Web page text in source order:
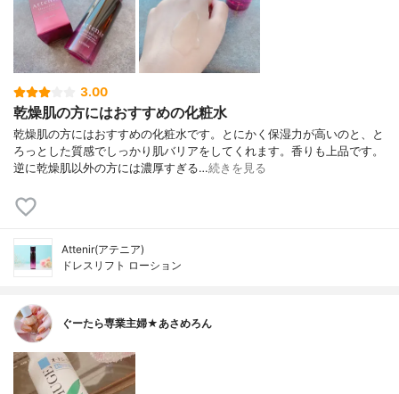
3.00
乾燥肌の方にはおすすめの化粧水
乾燥肌の方にはおすすめの化粧水です。とにかく保湿力が高いのと、と
ろっとした質感でしっかり肌バリアをしてくれます。香りも上品です。
逆に乾燥肌以外の方には濃厚すぎる…続きを見る
Attenir(アテニア)
ドレスリフト ローション
ぐーたら専業主婦★あさめろん